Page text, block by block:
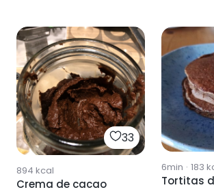
33
894 kcal
Crema de cacao
6min · 183
Tortitas